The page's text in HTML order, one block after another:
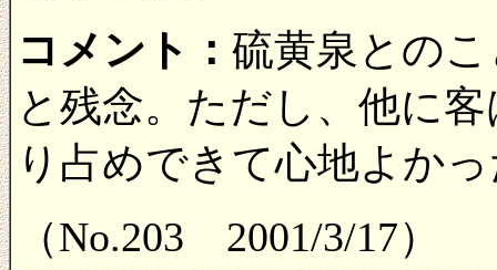
コメント： 硫黄泉との
と残念。ただし、他に
り占めできて心地よか
（No.203 2001/3/17）